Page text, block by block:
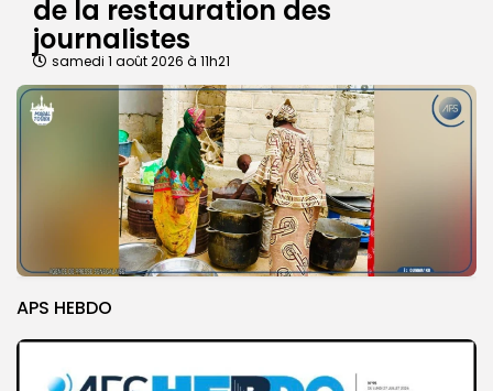
de la restauration des
journalistes
samedi 1 août 2026 à 11h21
APS HEBDO